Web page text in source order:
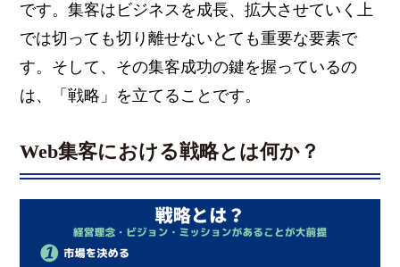
です。集客はビジネスを成長、拡大させていく上
では切っても切り離せないとても重要な要素で
す。そして、その集客成功の鍵を握っているの
は、「戦略」を立てることです。
Web集客における戦略とは何か？